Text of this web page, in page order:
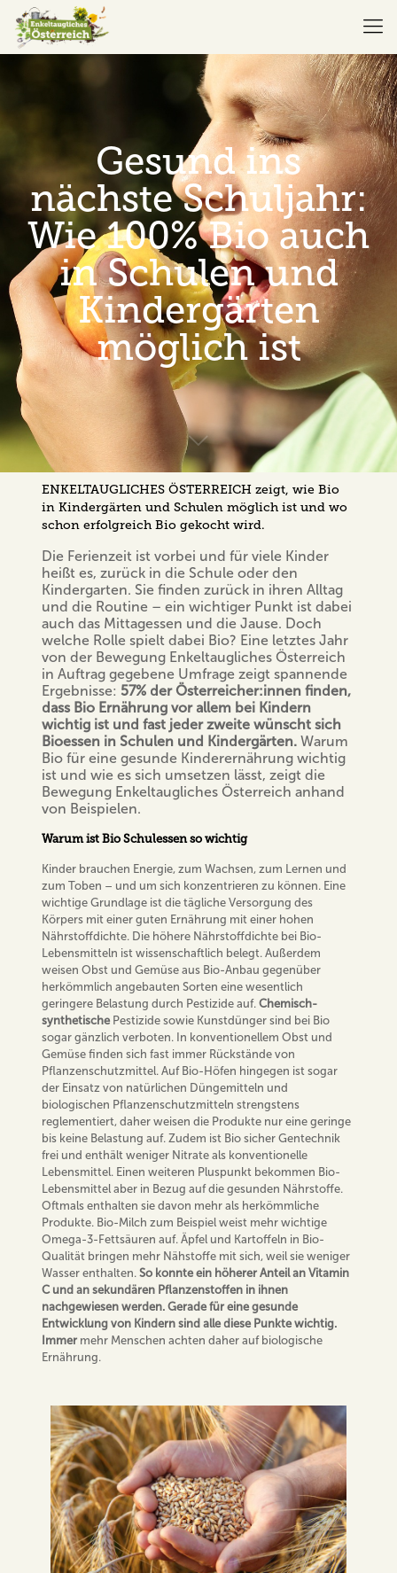
Gesund ins
nächste Schuljahr:
Wie 100% Bio auch
in Schulen und
Kindergärten
möglich ist
ENKELTAUGLICHES ÖSTERREICH zeigt, wie Bio
in Kindergärten und Schulen möglich ist und wo
schon erfolgreich Bio gekocht wird.
Die Ferienzeit ist vorbei und für viele Kinder
heißt es, zurück in die Schule oder den
Kindergarten. Sie finden zurück in ihren Alltag
und die Routine – ein wichtiger Punkt ist dabei
auch das Mittagessen und die Jause. Doch
welche Rolle spielt dabei Bio? Eine letztes Jahr
von der Bewegung Enkeltaugliches Österreich
in Auftrag gegebene Umfrage zeigt spannende
Ergebnisse: 57% der Österreicher:innen finden,
dass Bio Ernährung vor allem bei Kindern
wichtig ist und fast jeder zweite wünscht sich
Bioessen in Schulen und Kindergärten.Warum
Bio für eine gesunde Kinderernährung wichtig
ist und wie es sich umsetzen lässt, zeigt die
Bewegung Enkeltaugliches Österreich anhand
von Beispielen.
Warum ist Bio Schulessen so wichtig
Kinder brauchen Energie, zum Wachsen, zum Lernen und
zum Toben – und um sich konzentrieren zu können. Eine
wichtige Grundlage ist die tägliche Versorgung des
Körpers mit einer guten Ernährung mit einer hohen
Nährstoffdichte. Die höhere Nährstoffdichte bei Bio-
Lebensmitteln ist wissenschaftlich belegt. Außerdem
weisen Obst und Gemüse aus Bio-Anbau gegenüber
herkömmlich angebauten Sorten eine wesentlich
geringere Belastung durch Pestizide auf. Chemisch-
synthetischePestizide sowie Kunstdünger sind bei Bio
sogar gänzlich verboten. In konventionellem Obst und
Gemüse finden sich fast immer Rückstände von
Pflanzenschutzmittel. Auf Bio-Höfen hingegen ist sogar
der Einsatz von natürlichen Düngemitteln und
biologischen Pflanzenschutzmitteln strengstens
reglementiert, daher weisen die Produkte nur eine geringe
bis keine Belastung auf. Zudem ist Bio sicher Gentechnik
frei und enthält weniger Nitrate als konventionelle
Lebensmittel. Einen weiteren Pluspunkt bekommen Bio-
Lebensmittel aber in Bezug auf die gesunden Nährstoffe.
Oftmals enthalten sie davon mehr als herkömmliche
Produkte. Bio-Milch zum Beispiel weist mehr wichtige
Omega-3-Fettsäuren auf. Äpfel und Kartoffeln in Bio-
Qualität bringen mehr Nähstoffe mit sich, weil sie weniger
Wasser enthalten. So konnte ein höherer Anteil an Vitamin
C und an sekundären Pflanzenstoffen in ihnen
nachgewiesen werden. Gerade für eine gesunde
Entwicklung von Kindern sind alle diese Punkte wichtig.
Immermehr Menschen achten daher auf biologische
Ernährung.